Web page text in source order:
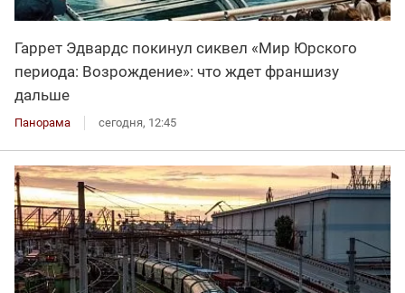
Гаррет Эдвардс покинул сиквел «Мир Юрского
периода: Возрождение»: что ждет франшизу
дальше
Панорама сегодня, 12:45